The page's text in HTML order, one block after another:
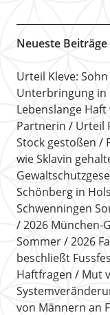
Neueste Beiträge
Urteil Kleve:
Unterbringung in
Lebenslange
Partnerin
Urteil
Stock gestoßen
wie Sklavin
Schönberg in
Schwenningen
2026 München-
Sommer
2026
beschließt
Haftfragen
Mut
von Männern an